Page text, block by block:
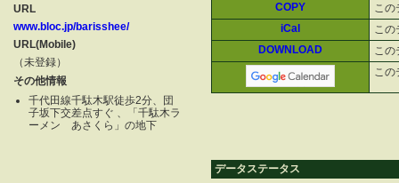
URL
www.bloc.jp/barisshee/
URL(Mobile)
（未登録）
その他情報
千代田線千駄木駅徒歩2分、団
子坂下交差点すぐ 、「千駄木ラ
ーメン あさくら」の地下
COPY
この
iCal
この
DOWNLOAD
この
この
データステータス